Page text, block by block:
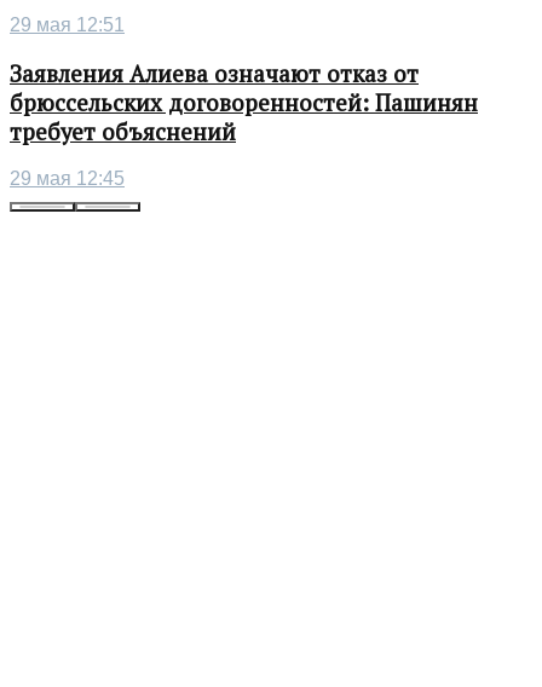
29 мая 12:51
Заявления Алиева означают отказ от
брюссельских договоренностей: Пашинян
требует объяснений
29 мая 12:45